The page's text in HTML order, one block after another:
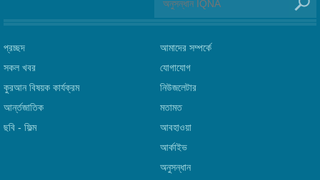
প্রচ্ছদ
সকল খবর
কুরআন বিষয়ক কার্যক্রম
আর্ন্তজাতিক
ছবি‎ - ফিল্ম
আমাদের সম্পর্কে
যোগাযোগ
নিউজলেটার
মতামত
আবহাওয়া
আর্কাইভ
অনুসন্ধান